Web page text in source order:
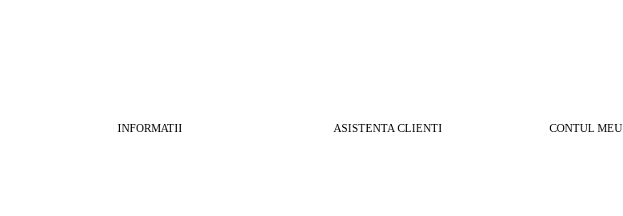
INFORMATII ASISTENTA CLIENTI CONTUL MEU